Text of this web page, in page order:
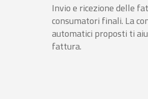
Invio e ricezione delle
consumatori finali. La
automatici proposti ti
fattura.